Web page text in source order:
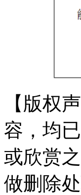
【版权
容，均
或欣赏
做删除